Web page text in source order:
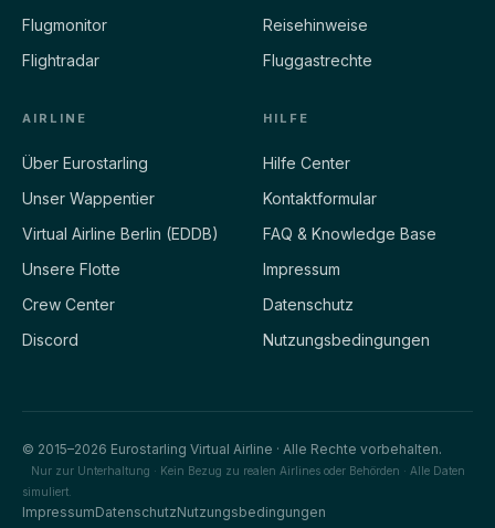
Flugmonitor
Flightradar
Reisehinweise
Fluggastrechte
AIRLINE
Über Eurostarling
Unser Wappentier
Virtual Airline Berlin (EDDB)
Unsere Flotte
Crew Center
Discord
HILFE
Hilfe Center
Kontaktformular
FAQ & Knowledge Base
Impressum
Datenschutz
Nutzungsbedingungen
© 2015–2026 Eurostarling Virtual Airline · Alle Rechte vorbehalten.
Nur zur Unterhaltung · Kein Bezug zu realen Airlines oder Behörden · Alle Daten
simuliert.
ImpressumDatenschutzNutzungsbedingungen